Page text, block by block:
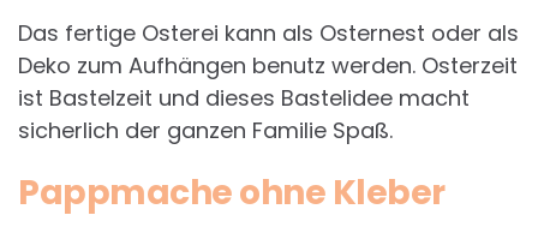
Das fertige Osterei kann als Osternest oder als
Deko zum Aufhängen benutz werden. Osterzeit
ist Bastelzeit und dieses Bastelidee macht
sicherlich der ganzen Familie Spaß.
Pappmache ohne Kleber